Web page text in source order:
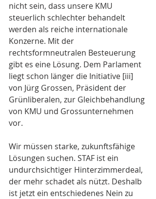
nicht sein, dass unsere KMU
steuerlich schlechter behandelt
werden als reiche internationale
Konzerne. Mit der
rechtsformneutralen Besteuerung
gibt es eine Lösung. Dem Parlament
liegt schon länger die Initiative [iii]
von Jürg Grossen, Präsident der
Grünliberalen, zur Gleichbehandlung
von KMU und Grossunternehmen
vor.
Wir müssen starke, zukunftsfähige
Lösungen suchen. STAF ist ein
undurchsichtiger Hinterzimmerdeal,
der mehr schadet als nützt. Deshalb
ist jetzt ein entschiedenes Nein zu